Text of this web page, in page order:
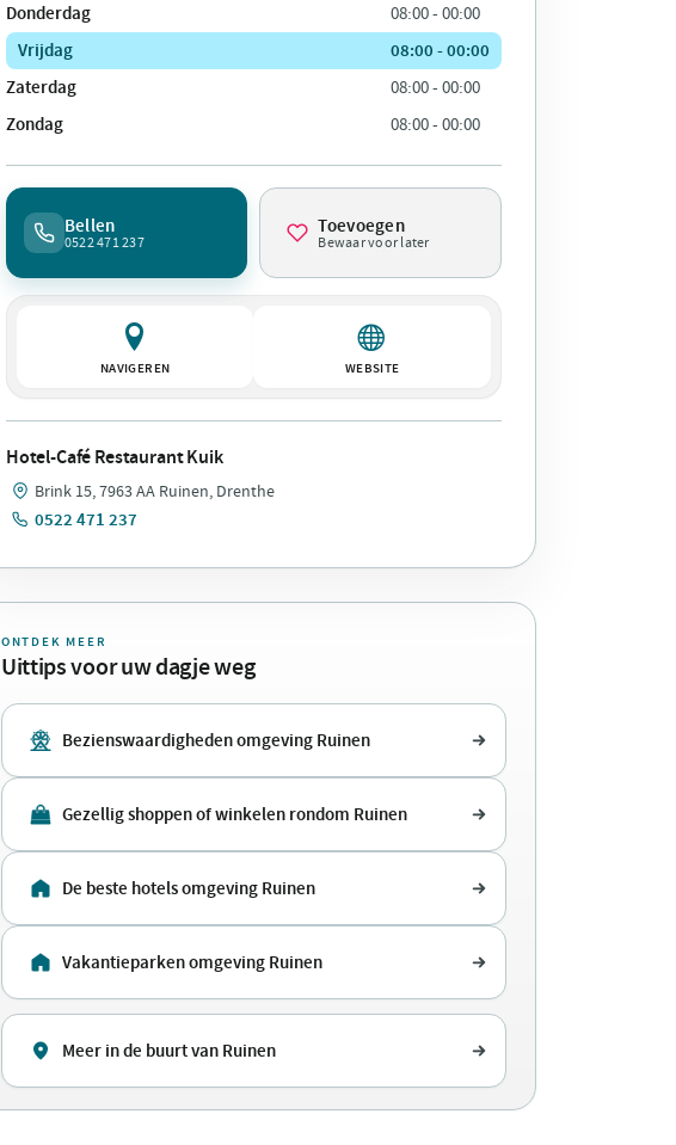
Donderdag 08:00 - 00:00
Vrijdag
08:00 - 00:00
Zaterdag
08:00 - 00:00
Zondag 08:00 - 00:00
Bellen
0522 471 237
Toevoegen
Bewaar voor later
NAVIGEREN WEBSITE
Hotel-Café Restaurant Kuik
Brink 15, 7963 AA Ruinen, Drenthe
0522 471 237
ONTDEK MEER
Uittips voor uw dagje weg
Bezienswaardigheden omgeving Ruinen
Gezellig shoppen of winkelen rondom Ruinen
De beste hotels omgeving Ruinen
Vakantieparken omgeving Ruinen
Meer in de buurt van Ruinen